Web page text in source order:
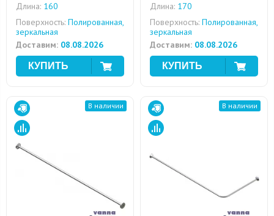
Длина: 160
Поверхность: Полированная,
зеркальная
Доставим: 08.08.2026
Длина: 170
Поверхность: Полированная,
зеркальная
Доставим: 08.08.2026
В наличии В наличии